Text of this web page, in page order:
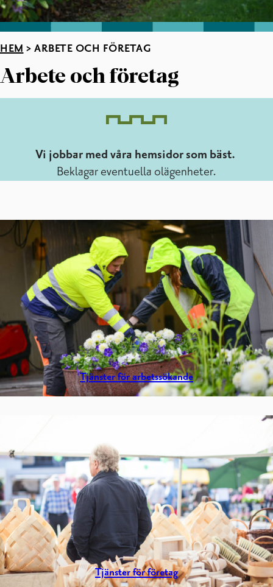
HEM > ARBETE OCH FÖRETAG
Arbete och företag
Vi jobbar med våra hemsidor som bäst.
Beklagar eventuella olägenheter.
Tjänster för arbetssökande
Tjänster för företag